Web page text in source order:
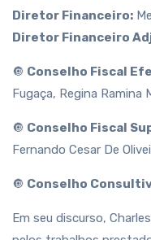
Diretor Financeiro:
Diretor Financeiro
🔘 Conselho Fiscal
Fugaça, Regina Ramina
🔘 Conselho Fiscal
Fernando Cesar De
🔘 Conselho
Em seu discurso,